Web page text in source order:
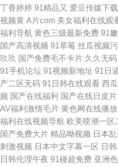
丁香婷婷 91精品又 爱豆传媒下载
视频黄 A片com 美女福利在线观
福利导航 黄色三级最新免费 91
国产高清视频 91草莓 丝瓜视频
玖玖 国产免费毛不卡片 久久无码
91手机论坛 91视频新地址 91日
产二区无码 91日韩在线观看 西
频 国产在线福利 国产在线日皮片
AV福利激情毛片 黄色网在线播放
福利在线视频导航 欧美喷潮一区
国产免费大片 精品呦视频 日本
刺激视频 日本中文字幕一区 日
日韩伦理午夜 91碰超免费 亚洲